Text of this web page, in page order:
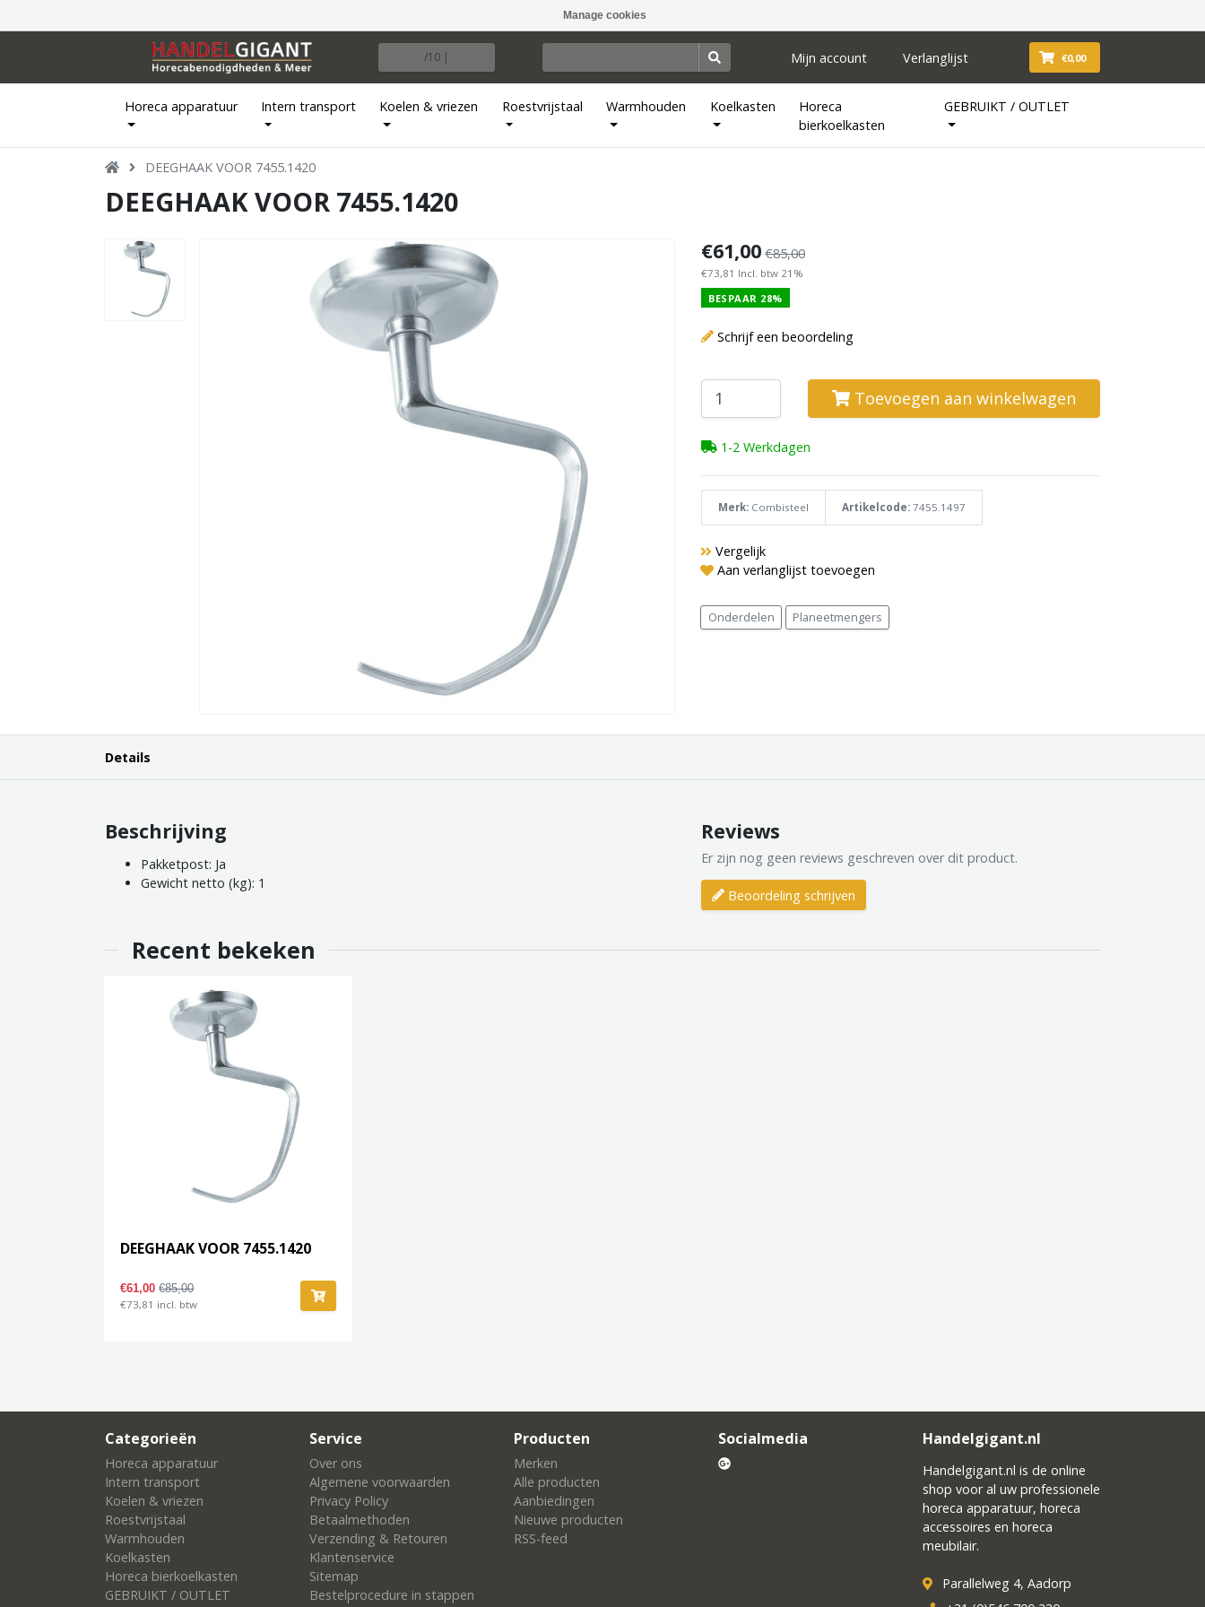
Manage cookies
/10 | Mijn account Verlanglijst €0,00
Horeca apparatuur Intern transport Koelen & vriezen Roestvrijstaal Warmhouden Koelkasten
Horeca
bierkoelkasten
GEBRUIKT / OUTLET
DEEGHAAK VOOR 7455.1420
DEEGHAAK VOOR 7455.1420
€61,00 €85,00
€73,81 Incl. btw 21%
BESPAAR 28%
Schrijf een beoordeling
Toevoegen aan winkelwagen
1-2 Werkdagen
Merk: Combisteel Artikelcode: 7455.1497
Vergelijk
Aan verlanglijst toevoegen
Onderdelen Planeetmengers
Details
Beschrijving
Pakketpost: Ja
Gewicht netto (kg): 1
Reviews
Er zijn nog geen reviews geschreven over dit product.
Beoordeling schrijven
Recent bekeken
DEEGHAAK VOOR 7455.1420
€61,00€85,00
€73,81 incl. btw
Categorieën
Horeca apparatuur
Intern transport
Koelen & vriezen
Roestvrijstaal
Warmhouden
Koelkasten
Horeca bierkoelkasten
GEBRUIKT / OUTLET
Service
Over ons
Algemene voorwaarden
Privacy Policy
Betaalmethoden
Verzending & Retouren
Klantenservice
Sitemap
Bestelprocedure in stappen
Producten
Merken
Alle producten
Aanbiedingen
Nieuwe producten
RSS-feed
Socialmedia Handelgigant.nl
Handelgigant.nl is de online
shop voor al uw professionele
horeca apparatuur, horeca
accessoires en horeca
meubilair.
Parallelweg 4, Aadorp